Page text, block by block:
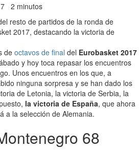
2 minutos
resto de partidos de la ronda de
2017, destacando la victoria de
de octavos de final del Eurobasket 2017
y hoy toca repasar los encuentros
Unos encuentros en los que, a
ninguna sorpresa y se han dado los
de Letonia, la victoria de Serbia, la
la victoria de España, que ahora
a la selección de Alemania.
68